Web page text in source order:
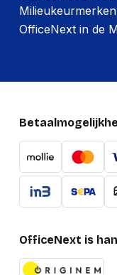
Milieukeurmerken
OfficeNext in de
OfficeNext is